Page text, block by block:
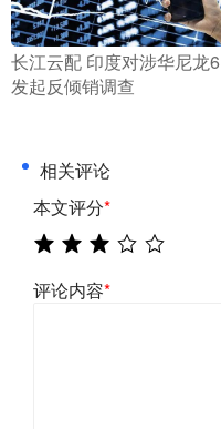
​长江云配 印度对涉华尼龙6
发起反倾销调查
相关评论
本文评分*
评论内容*